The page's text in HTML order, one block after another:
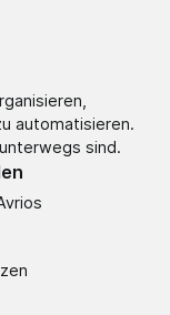
automatisieren.
sind.